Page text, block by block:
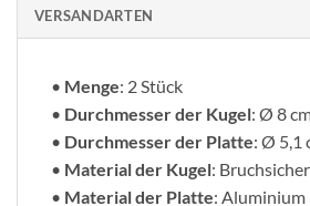
VERSANDARTEN
• Menge: 2 Stück
• Durchmesser der Kugel: Ø 8
• Durchmesser der Platte: Ø 5,1
• Material der Kugel:
• Material der Platte: Aluminium